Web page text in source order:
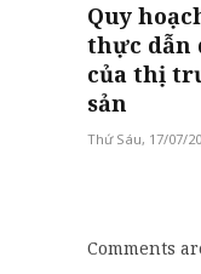
Quy
thực dẫn
của thị
sản
Thứ Sáu, 17/07/
Comments